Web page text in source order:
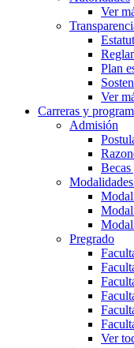
Ver
Plan
Ver
Carreras y
Admisión
Pregrado
Ver